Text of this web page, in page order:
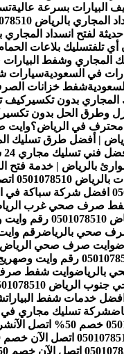
0501078510 | حل فوري لمشاكل الصرف الصحي
لفتح انسداد
أي تلفتسليك بلاعات
المجاري وشفط البيارات
في السعوديةسيارات
شفط خزانات الصرف
بدون تكسيركيف
وطرق الحل بدون تكسير
محترف في الرياض؟وايت صرف صحي
| أفضل طرق تسليك
تسليك مجاري 24 ساعة
بالرياض | خدمة فتح المجاري
اتصل الآن خصم 50% لا تتردد
غرب الرياض 0501078510 رقم وايت وصهريج صرف صحي
رقم وايت شفط
وايت صرف صحي الرياض 0501078510 رقم وايت وصهريج صرف صحي بالرياض
وايت شفط صرف صحي غرب الرياض
رقم وايت وصهريج صرف صحي بالرياض
شركة تسليك مجاري في الملقا الرياض